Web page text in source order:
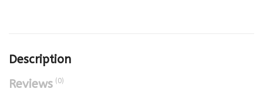
Description
Reviews(0)